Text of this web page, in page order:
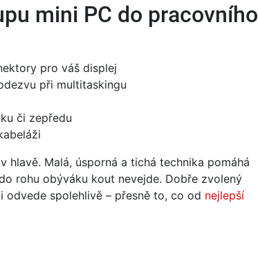
mini PC do pracovního
pro váš displej
při multitaskingu
či zepředu
Malá, úsporná a tichá technika pomáhá
rohu obýváku kout nevejde. Dobře zvolený
spolehlivě – přesně to, co od nejlepší